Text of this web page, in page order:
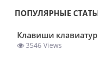
ПОПУЛЯРНЫЕ
Клавиши
3546 Views